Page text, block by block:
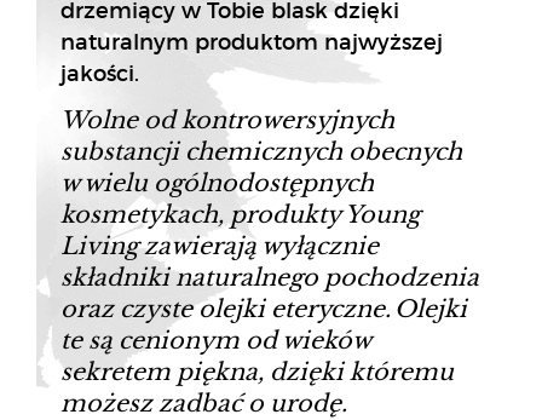
drzemiący w Tobie blask dzięki
naturalnym produktom najwyższej
jakości.
Wolne od kontrowersyjnych
substancji chemicznych obecnych
w wielu ogólnodostępnych
kosmetykach, produkty Young
Living zawierają wyłącznie
składniki naturalnego pochodzenia
oraz czyste olejki eteryczne. Olejki
te są cenionym od wieków
sekretem piękna, dzięki któremu
możesz zadbać o urodę.